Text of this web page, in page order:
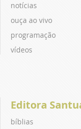
notícias
ouça ao vivo
programação
vídeos
Editora
bíblias